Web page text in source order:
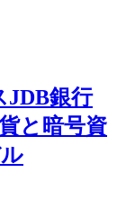
JDB銀行
と暗号資